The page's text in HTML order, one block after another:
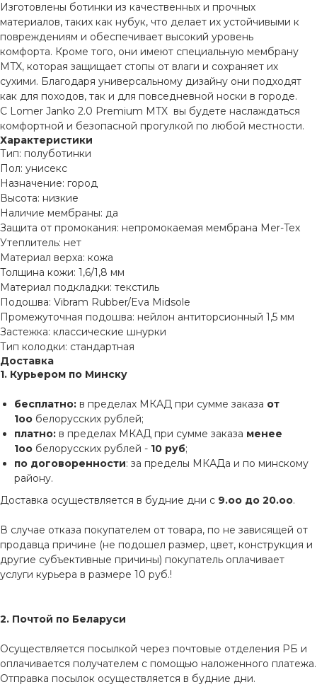
Изготовлены ботинки из качественных и прочных
материалов, таких как нубук, что делает их устойчивыми к
повреждениям и обеспечивает высокий уровень
комфорта. Кроме того, они имеют специальную мембрану
MTX, которая защищает стопы от влаги и сохраняет их
сухими. Благодаря универсальному дизайну они подходят
как для походов, так и для повседневной носки в городе.
С Lomer Janko 2.0 Premium MTX вы будете наслаждаться
комфортной и безопасной прогулкой по любой местности.
Характеристики
Тип: полуботинки
Пол: унисекс
Назначение: город
Высота: низкие
Наличие мембраны: да
Защита от промокания: непромокаемая мембрана Mer-Tex
Утеплитель: нет
Материал верха: кожа
Толщина кожи: 1,6/1,8 мм
Материал подкладки: текстиль
Подошва: Vibram Rubber/Eva Midsole
Промежуточная подошва: нейлон антиторсионный 1,5 мм
Застежка: классические шнурки
Тип колодки: стандартная
Доставка
1. Курьером по Минску
бесплатно: в пределах МКАД при сумме заказа от
1оо белорусских рублей;
платно: в пределах МКАД при сумме заказа менее
1оо белорусских рублей - 10 руб;
по договоренности: за пределы МКАДа и по минскому
району.
Доставка осуществляется в будние дни с 9.оо до 20.оо.
В случае отказа покупателем от товара, по не зависящей от
продавца причине (не подошел размер, цвет, конструкция и
другие субъективные причины) покупатель оплачивает
услуги курьера в размере 10 руб.!
2. Почтой по Беларуси
Осуществляется посылкой через почтовые отделения РБ и
оплачивается получателем с помощью наложенного платежа.
Отправка посылок осуществляется в будние дни.